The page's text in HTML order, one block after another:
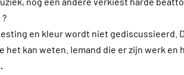
en kleur wordt niet gediscussieerd.
het kan weten. Iemand die er zijn werk en